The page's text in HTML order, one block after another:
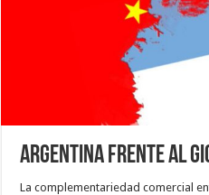
Argentina frente al
La complementariedad comercial